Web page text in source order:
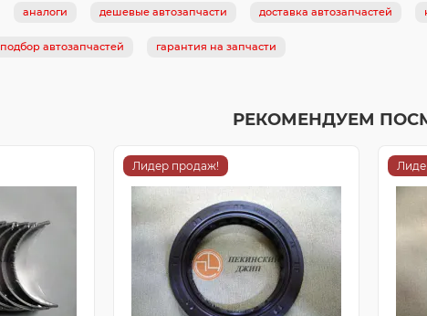
аналоги дешевые автозапчасти доставка автозапчастей
подбор автозапчастей гарантия на запчасти
РЕКОМЕНДУЕМ
Лидер продаж!